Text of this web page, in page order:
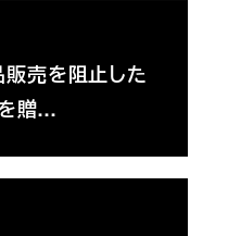
売を阻止した
贈…